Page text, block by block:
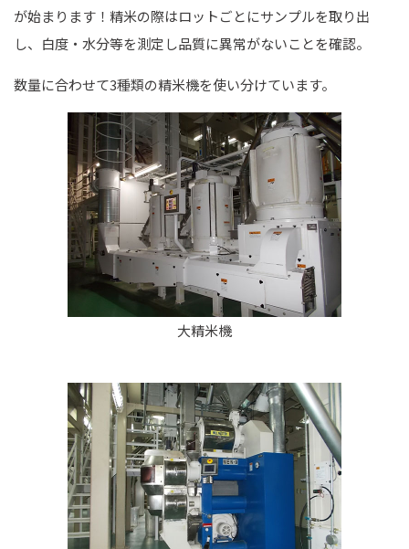
が始まります！精米の際はロットごとにサンプルを取り出
し、白度・水分等を測定し品質に異常がないことを確認。
数量に合わせて3種類の精米機を使い分けています。
大精米機